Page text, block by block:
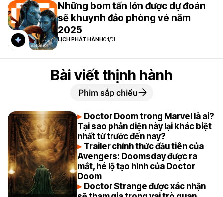
Những bom tấn lớn được dự đoán
sẽ khuynh đảo phòng vé năm
2025
LỊCH PHÁT HÀNH04/01
Bài viết thịnh hành
Phim sắp chiếu
Doctor Doom trong Marvel là ai?
Tại sao phản diện này lại khác biệt
nhất từ trước đến nay?
Trailer chính thức đầu tiên của
Avengers: Doomsday được ra
mắt, hé lộ tạo hình của Doctor
Doom
Doctor Strange được xác nhận